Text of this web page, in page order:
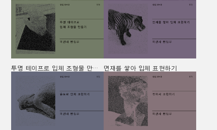
투명 테이프로 입체 조형물 만들기 면재를 쌓아 입체 표현하기